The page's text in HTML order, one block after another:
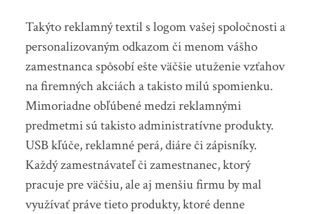
Takýto reklamný textil s logom vašej spoločnosti a
personalizovaným odkazom či menom vášho
zamestnanca spôsobí ešte väčšie utuženie vzťahov
na firemných akciách a takisto milú spomienku.
Mimoriadne obľúbené medzi reklamnými
predmetmi sú takisto administratívne produkty.
USB kľúče, reklamné perá, diáre či zápisníky.
Každý zamestnávateľ či zamestnanec, ktorý
pracuje pre väčšiu, ale aj menšiu firmu by mal
využívať práve tieto produkty, ktoré denne